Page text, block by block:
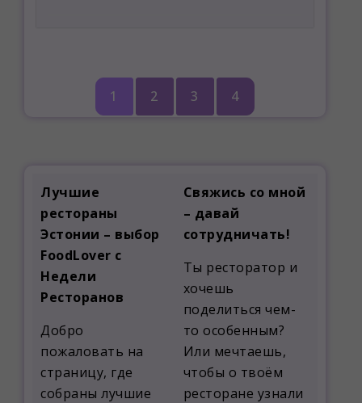
1 2 3 4
Лучшие
рестораны
Эстонии – выбор
FoodLover с
Недели
Ресторанов
Добро
пожаловать на
страницу, где
собраны лучшие
Свяжись со мной
– давай
сотрудничать!
Ты ресторатор и
хочешь
поделиться чем-
то особенным?
Или мечтаешь,
чтобы о твоём
ресторане узнали